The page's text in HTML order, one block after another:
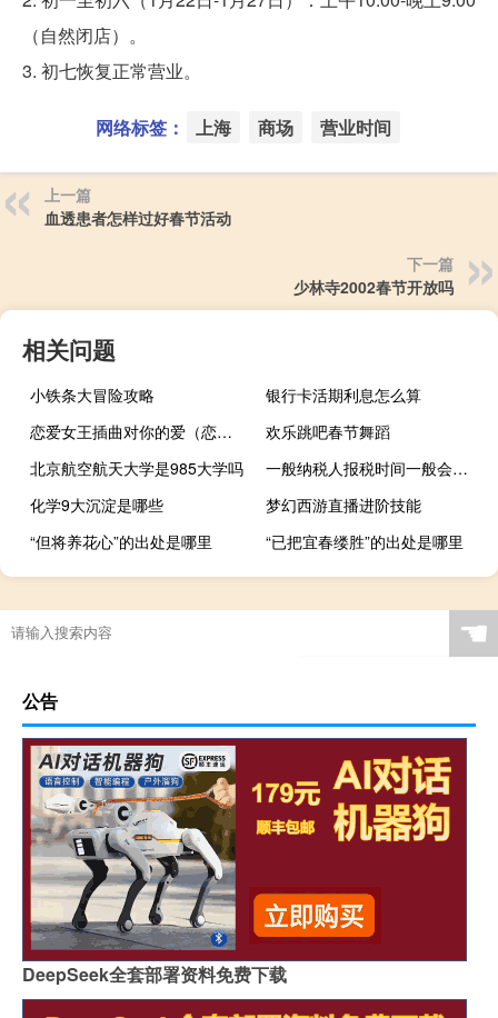
（自然闭店）。
3. 初七恢复正常营业。
网络标签： 上海 商场 营业时间
上一篇
血透患者怎样过好春节活动
下一篇
少林寺2002春节开放吗
相关问题
小铁条大冒险攻略
银行卡活期利息怎么算
恋爱女王插曲对你的爱（恋爱女王插曲）
欢乐跳吧春节舞蹈
北京航空航天大学是985大学吗
一般纳税人报税时间一般会是什么时候
化学9大沉淀是哪些
梦幻西游直播进阶技能
“但将养花心”的出处是哪里
“已把宜春缕胜”的出处是哪里
☚
公告
DeepSeek全套部署资料免费下载